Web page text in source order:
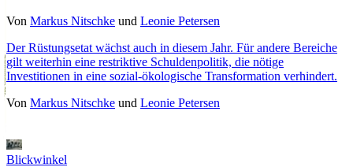
Von Markus Nitschke und Leonie Petersen
Der Rüstungsetat wächst auch in diesem Jahr. Für andere Bereiche
gilt weiterhin eine restriktive Schuldenpolitik, die nötige
Investitionen in eine sozial-ökologische Transformation verhindert.
Von Markus Nitschke und Leonie Petersen
Blickwinkel